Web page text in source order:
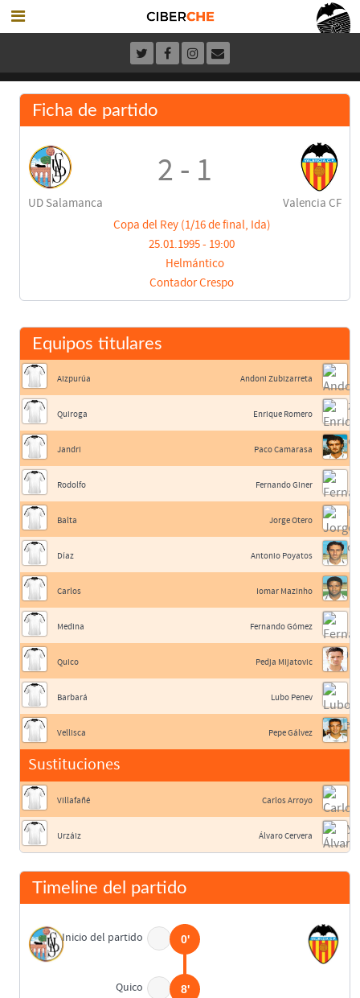
Ficha de partido
UD Salamanca
2 - 1
Valencia CF
Copa del Rey (1/16 de final, Ida)
25.01.1995 - 19:00
Helmántico
Contador Crespo
Equipos titulares
Aizpurúa
Quiroga
Jandri
Rodolfo
Balta
Díaz
Carlos
Medina
Quico
Barbará
Vellisca
Sustituciones
Villafañé
Urzáiz
Andoni Zubizarreta
Enrique Romero
Paco Camarasa
Fernando Giner
Jorge Otero
Antonio Poyatos
Iomar Mazinho
Fernando Gómez
Pedja Mijatovic
Lubo Penev
Pepe Gálvez
Carlos Arroyo
Álvaro Cervera
Timeline del partido
Inicio del partido 0'
Quico 8'